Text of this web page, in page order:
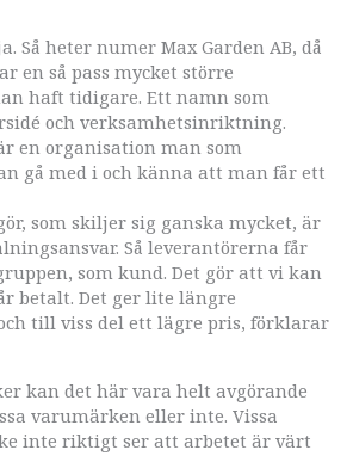
Så heter numer Max Garden AB, då
en så pass mycket större
haft tidigare. Ett namn som
och verksamhets­inriktning.
en organisation man som
gå med i och känna att man får ett
som skiljer sig ganska mycket, är
Så leverantörerna får
som kund. Det gör att vi kan
betalt. Det ger lite längre
till viss del ett lägre pris, förklarar
kan det här vara helt avgörande
varumärken eller inte. Vissa
inte riktigt ser att arbetet är värt